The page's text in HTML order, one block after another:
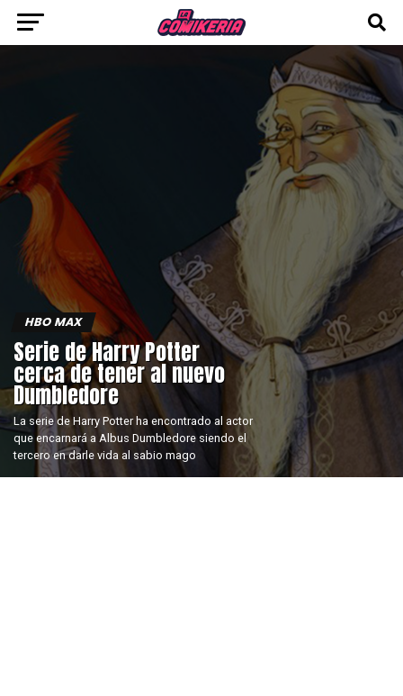
HBO MAX
Serie de Harry Potter
cerca de tener al nuevo
Dumbledore
La serie de Harry Potter ha encontrado al actor
que encarnará a Albus Dumbledore siendo el
tercero en darle vida al sabio mago